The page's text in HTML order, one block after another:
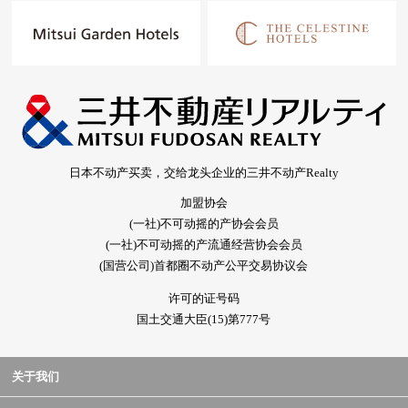
日本不动产买卖，交给龙头企业的三井不动产Realty
加盟协会
(一社)不可动摇的产协会会员
(一社)不可动摇的产流通经营协会会员
(国营公司)首都圈不动产公平交易协议会
许可的证号码
国土交通大臣(15)第777号
关于我们